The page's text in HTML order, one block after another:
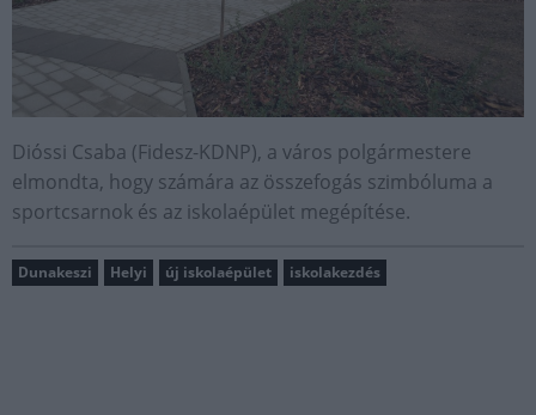
Dióssi Csaba (Fidesz-KDNP), a város polgármestere
elmondta, hogy számára az összefogás szimbóluma a
sportcsarnok és az iskolaépület megépítése.
Dunakeszi Helyi új iskolaépület iskolakezdés